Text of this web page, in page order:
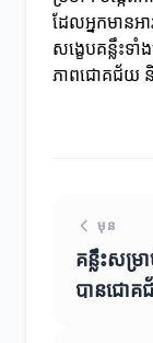
ដែលអ្នកមាន
សង្ខេបគន្លឹះទ
ភាពជោគជ័យ
មុន
គន្លឹះសម្
បានជោ